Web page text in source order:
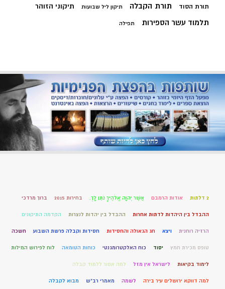
תורת הסוד תורת הקבלה תיקון ליל שבועות תיקוני הזוהר
תלמוד עשר הספירות תפילה
2 דלתות אודות הרמבם אֲשֶׁר יְהוָה אֱלֹהֶיךָ נֹתֵן לָךְ. בחירות 2015 ברוך מרדכי
ההבדל בין היהדות לדתות אחרות ההבדל בין יהדות לנצרות הקדמה התיקונים
הרזיה רוחנית ויצא חג הגאולה והחסידות חסידות וקבלה פרשת השבוע חשכה
טופס מכירת חמץ יסוד כוח האלקטרומגנטי כוחות הטומאה לוח לפירוש המילות
לימוד בקיאות לישראל אין מזל למה אסור ללמוד קבלה
למה דווקא ירושלים עיר בירה לשמה מאמרי רב"ש מבוא לקבלה